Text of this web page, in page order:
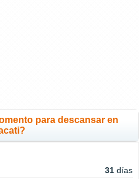
para descansar en
31 días